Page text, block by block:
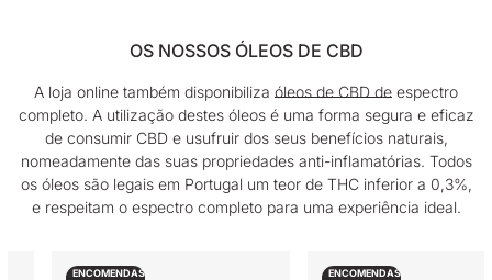
OS NOSSOS ÓLEOS DE CBD
A loja online também disponibiliza óleos de CBD de espectro
completo. A utilização destes óleos é uma forma segura e eficaz
de consumir CBD e usufruir dos seus benefícios naturais,
nomeadamente das suas propriedades anti-inflamatórias. Todos
os óleos são legais em Portugal um teor de THC inferior a 0,3%,
e respeitam o espectro completo para uma experiência ideal.
ENCOMENDAS
ENCOMENDAS